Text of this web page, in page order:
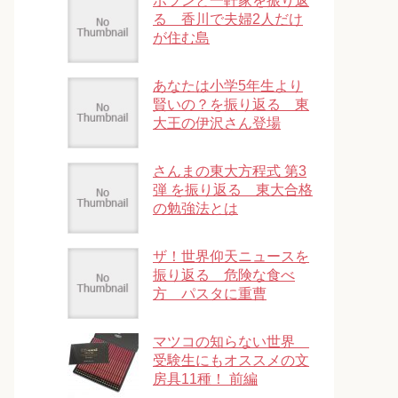
る 香川で夫婦2人だけ
が住む島
あなたは小学5年生より
賢いの？を振り返る 東
大王の伊沢さん登場
さんまの東大方程式 第3
弾 を振り返る 東大合格
の勉強法とは
ザ！世界仰天ニュースを
振り返る 危険な食べ
方 パスタに重曹
マツコの知らない世界
受験生にもオススメの文
房具11種！ 前編